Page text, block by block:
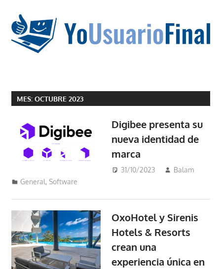
contenido
no
que
estar
MES: OCTUBRE 2023
Digibee presenta su
nueva identidad de
marca
31/10/2023
Balam
General,Software
OxoHotel y Sirenis
Hotels & Resorts
crean una
experiencia única en